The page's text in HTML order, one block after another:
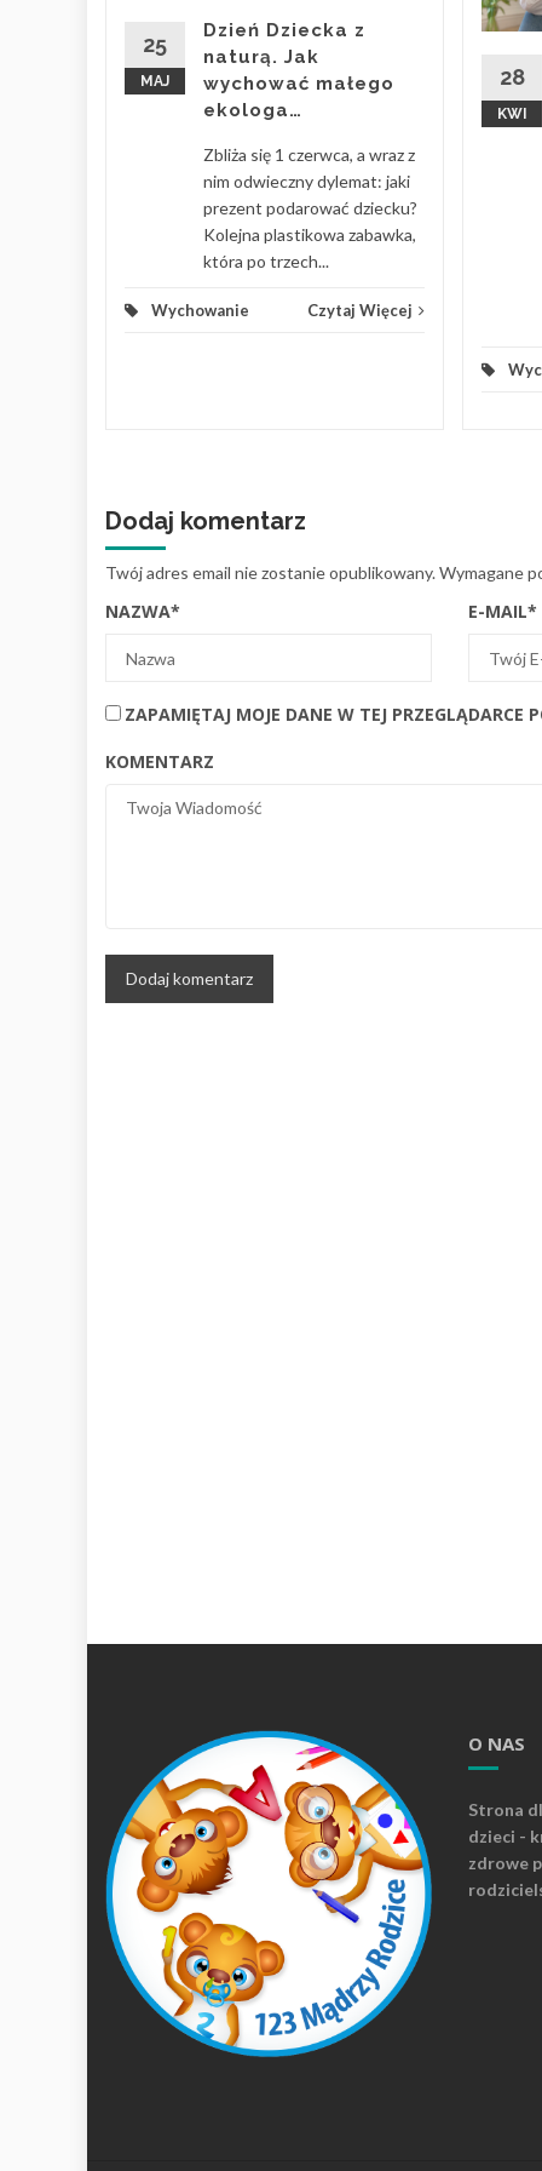
25
MAJ
Dzień Dziecka z
naturą. Jak
wychować małego
ekologa…
Zbliża się 1 czerwca, a wraz z
nim odwieczny dylemat: jaki
prezent podarować dziecku?
Kolejna plastikowa zabawka,
która po trzech...
Wychowanie Czytaj Więcej
28
KWI
Dodaj komentarz
Twój adres email nie zostanie opublikowany.Wymagane
NAZWA* E-MAIL*
ZAPAMIĘTAJ MOJE DANE W TEJ PRZEGLĄDARCE
KOMENTARZ
O NAS
Strona
dzieci -
zdrowe